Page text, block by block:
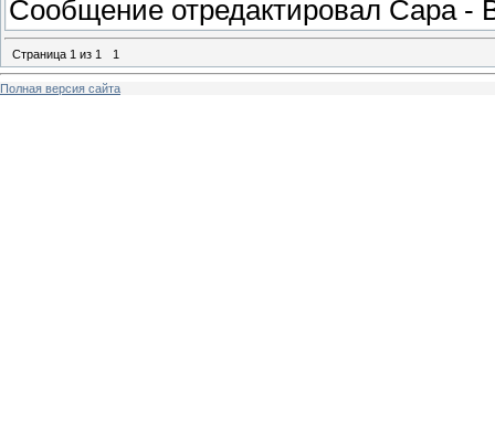
Сообщение отредактировал Сара-
Страница 1 из 1 1
Полная версия сайта